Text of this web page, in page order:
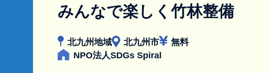
みんなで楽しく竹林整備
北九州地域 北九州市
無料
NPO法人SDGs Spiral